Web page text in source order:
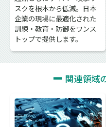
スクを根本から低減。日本
企業の現場に最適化された
訓練・教育・防御をワンス
トップで提供します。
関連領域